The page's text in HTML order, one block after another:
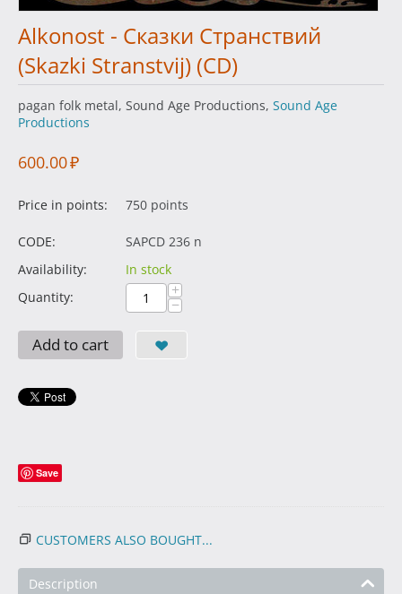
Alkonost - Сказки Странствий
(Skazki Stranstvij) (CD)
pagan folk metal, Sound Age Productions, Sound Age
Productions
600.00₽
Price in points: 750 points
CODE:
SAPCD 236 n
Availability:
In stock
Quantity:
+
−
Add to cart
Save
CUSTOMERS ALSO BOUGHT...
Description